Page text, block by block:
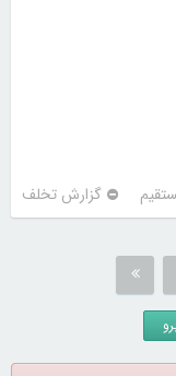
گزارش تخلف